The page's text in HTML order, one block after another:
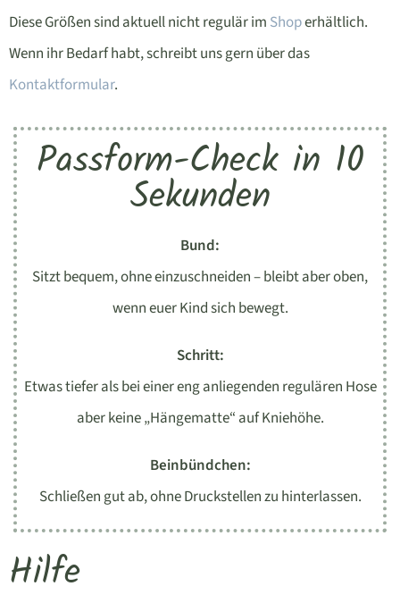
Diese Größen sind aktuell nicht regulär im Shoperhältlich.
Wenn ihr Bedarf habt, schreibt uns gern über das
Kontaktformular.
Passform-Check in 10
Sekunden
Bund:
Sitzt bequem, ohne einzuschneiden – bleibt aber oben,
wenn euer Kind sich bewegt.
Schritt:
Etwas tiefer als bei einer eng anliegenden regulären Hose
aber keine „Hängematte“ auf Kniehöhe.
Beinbündchen:
Schließen gut ab, ohne Druckstellen zu hinterlassen.
Hilfe